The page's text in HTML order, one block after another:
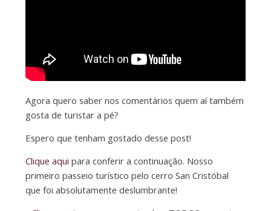
Agora quero saber nos comentários quem aí também
gosta de turistar a pé?
Espero que tenham gostado desse post!
Clique aqui para conferir a continuação. Nosso
primeiro passeio turístico pelo cerro San Cristóbal
que foi absolutamente deslumbrante!